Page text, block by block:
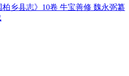
乡县志》10卷 牛宝善修 魏永弼纂